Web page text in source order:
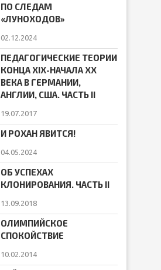
ПО СЛЕДАМ
«ЛУНОХОДОВ»
02.12.2024
ПЕДАГОГИЧЕСКИЕ ТЕОРИИ
КОНЦА ХIХ-НАЧАЛА ХХ
ВЕКА В ГЕРМАНИИ,
АНГЛИИ, США. ЧАСТЬ II
19.07.2017
И РОХАН ЯВИТСЯ!
04.05.2024
ОБ УСПЕХАХ
КЛОНИРОВАНИЯ. ЧАСТЬ II
13.09.2018
ОЛИМПИЙСКОЕ
СПОКОЙСТВИЕ
10.02.2014